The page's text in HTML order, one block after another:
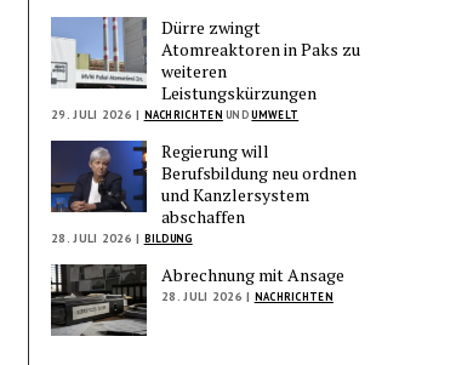
Dürre zwingt
Atomreaktoren in Paks zu
weiteren
Leistungskürzungen
29. JULI 2026 | NACHRICHTEN UNDUMWELT
Regierung will
Berufsbildung neu ordnen
und Kanzlersystem
abschaffen
28. JULI 2026 | BILDUNG
Abrechnung mit Ansage
28. JULI 2026 | NACHRICHTEN